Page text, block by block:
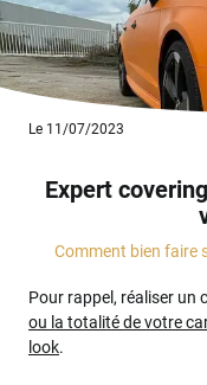
Le 11/07/2023
Expert
Comment bien faire
Pour rappel, réaliser un
ou la totalité de votre
look.